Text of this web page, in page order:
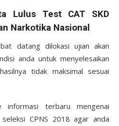
Lulus Test CAT SKD
Narkotika Nasional
datang dilokasi ujian akan
anda untuk menyelesaikan
tidak maksimal sesuai
terbaru mengenai
CPNS 2018 agar anda